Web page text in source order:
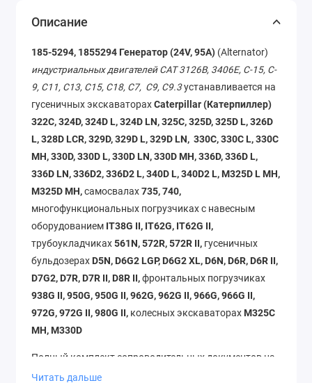
Описание
185-5294, 1855294 Генератор (24V, 95A) (Alternator)
индустриальных двигателей CAT 3126B, 3406E, C-15, C-
9, C11, C13, C15, C18, C7, C9, C9.3устанавливается на
гусеничных экскаваторахCaterpillar (Катерпиллер)
322C, 324D, 324D L, 324D LN, 325C, 325D, 325D L, 326D
L, 328D LCR, 329D, 329D L, 329D LN, 330C, 330C L, 330C
MH, 330D, 330D L, 330D LN, 330D MH, 336D, 336D L,
336D LN, 336D2, 336D2 L, 340D L, 340D2 L, M325D L MH,
M325D MH,самосвалах735, 740,
многофункциональных погрузчиках с навесным
оборудованием IT38G II, IT62G, IT62G II,
трубоукладчиках561N, 572R, 572R II, гусеничных
бульдозерах D5N, D6G2 LGP, D6G2 XL, D6N, D6R, D6R II,
D7G2, D7R, D7R II, D8R II,фронтальных погрузчиках
938G II, 950G, 950G II, 962G, 962G II, 966G, 966G II,
972G, 972G II, 980G II, колесных экскаваторах M325C
MH, M330D
Полный комплект сопроводительных документов на
отгрузку. Для постоянных клиентов гибкая система
Читать дальше